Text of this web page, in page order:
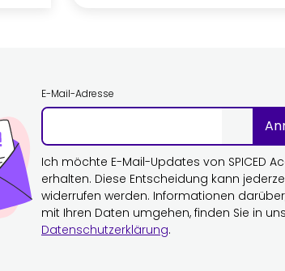
E-Mail-Adresse
Ich möchte E-Mail-Updates von SPICED
erhalten. Diese Entscheidung kann
widerrufen werden. Informationen
mit Ihren Daten umgehen, finden Sie in
Datenschutzerklärung.